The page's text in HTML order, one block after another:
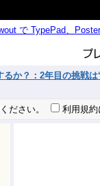
で TypePad、
か？：2年目の挑戦
ださい。 利用規約